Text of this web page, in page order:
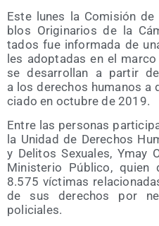
Este lunes la Comi­sión
blos Ori­gi­na­rios de la
tados fue infor­ma­da de
les adop­ta­das en el
se desa­rro­llan a par­tir
a los dere­chos huma­nos
cia­do en octu­bre de 2019.
Entre las per­so­nas
la Uni­dad de Dere­chos
y Deli­tos Sexua­les, Ymay
Minis­te­rio Públi­co,
8.575 víc­ti­mas
de sus dere­chos por
policiales.